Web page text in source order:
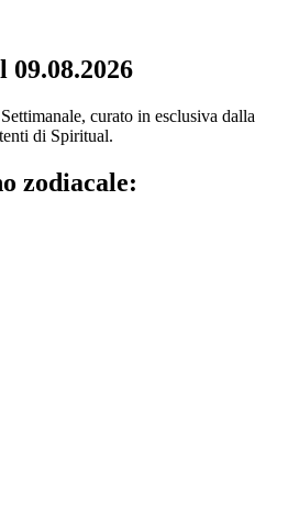
09.08.2026
curato in esclusiva dalla
di Spiritual.
zodiacale: